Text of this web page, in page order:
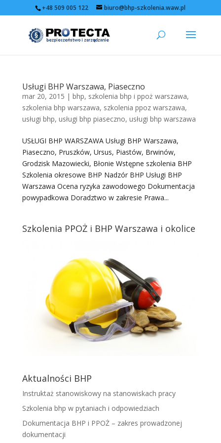
+48 509 005 122 biuro@bhp-szkolenia.waw.pl
Usługi BHP Warszawa, Piaseczno
mar 20, 2015 | bhp, szkolenia bhp i ppoż warszawa,
szkolenia bhp warszawa, szkolenia ppoz warszawa,
usługi bhp, usługi bhp piaseczno, usługi bhp warszawa
USŁUGI BHP WARSZAWA Usługi BHP Warszawa,
Piaseczno, Pruszków, Ursus, Piastów, Brwinów,
Grodzisk Mazowiecki, Błonie Wstępne szkolenia BHP
Szkolenia okresowe BHP Nadzór BHP Usługi BHP
Warszawa Ocena ryzyka zawodowego Dokumentacja
powypadkowa Doradztwo w zakresie Prawa...
Szkolenia PPOŻ i BHP Warszawa i okolice
Aktualności BHP
Instruktaż stanowiskowy na stanowiskach pracy
Szkolenia bhp w pytaniach i odpowiedziach
Dokumentacja BHP i PPOŻ – zakres prowadzonej
dokumentacji